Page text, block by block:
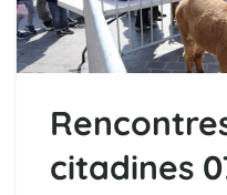
citadines